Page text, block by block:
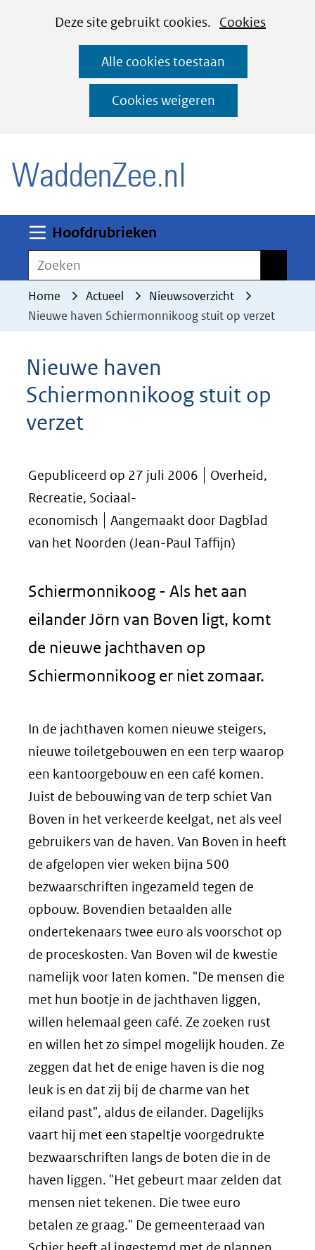
CookiesDeze site gebruikt cookies. Cookies
deze
worden
toegestaan
geweigerd.
Alle cookies toestaan
Cookies weigeren
Ga
naar
de
inhoud
Hoofdrubrieken
Zoeken
Home Actueel
Nieuwsoverzicht
Nieuwe haven Schiermonnikoog stuit op verzet
Nieuwe haven
Schiermonnikoog stuit op
verzet
Gepubliceerd op 27 juli 2006
Overheid,
Recreatie, Sociaal-
economisch
Aangemaakt door Dagblad
van het Noorden (Jean-Paul Taffijn)
Schiermonnikoog - Als het aan
eilander Jörn van Boven ligt, komt
de nieuwe jachthaven op
Schiermonnikoog er niet zomaar.
In de jachthaven komen nieuwe steigers,
nieuwe toiletgebouwen en een terp waarop
een kantoorgebouw en een café komen.
Juist de bebouwing van de terp schiet Van
Boven in het verkeerde keelgat, net als veel
gebruikers van de haven. Van Boven in heeft
de afgelopen vier weken bijna 500
bezwaarschriften ingezameld tegen de
opbouw. Bovendien betaalden alle
ondertekenaars twee euro als voorschot op
de proceskosten. Van Boven wil de kwestie
namelijk voor laten komen. "De mensen die
met hun bootje in de jachthaven liggen,
willen helemaal geen café. Ze zoeken rust
en willen het zo simpel mogelijk houden. Ze
zeggen dat het de enige haven is die nog
leuk is en dat zij bij de charme van het
eiland past", aldus de eilander. Dagelijks
vaart hij met een stapeltje voorgedrukte
bezwaarschriften langs de boten die in de
haven liggen. "Het gebeurt maar zelden dat
mensen niet tekenen. Die twee euro
betalen ze graag." De gemeenteraad van